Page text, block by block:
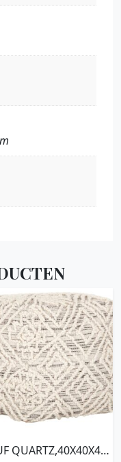
QUARTZ,40X40X40